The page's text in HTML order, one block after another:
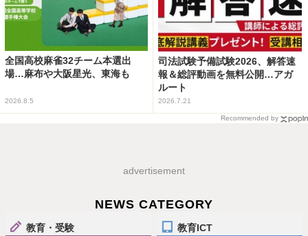
全国高校麻雀32チーム本選出
場…麻布や大阪星光、東海も
2026.8.5
司法試験予備試験2026、解答速
報＆総評動画を無料公開…アガ
ルート
2026.7.21
Recommended by
advertisement
NEWS CATEGORY
教育・受験 教育ICT